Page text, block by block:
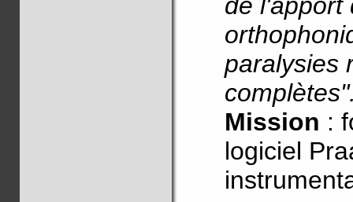
paralysies
Mission :
logiciel